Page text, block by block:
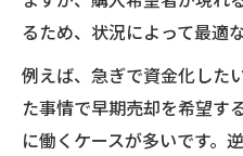
るため、状況によって最適
例えば、急ぎで資金化した
た事情で早期売却を希望す
に働くケースが多いです。